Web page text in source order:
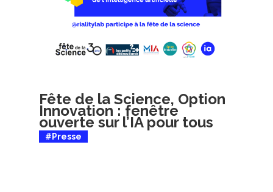
Fête de la Science, Option
Innovation : fenêtre
ouverte sur l’IA pour tous
#Presse